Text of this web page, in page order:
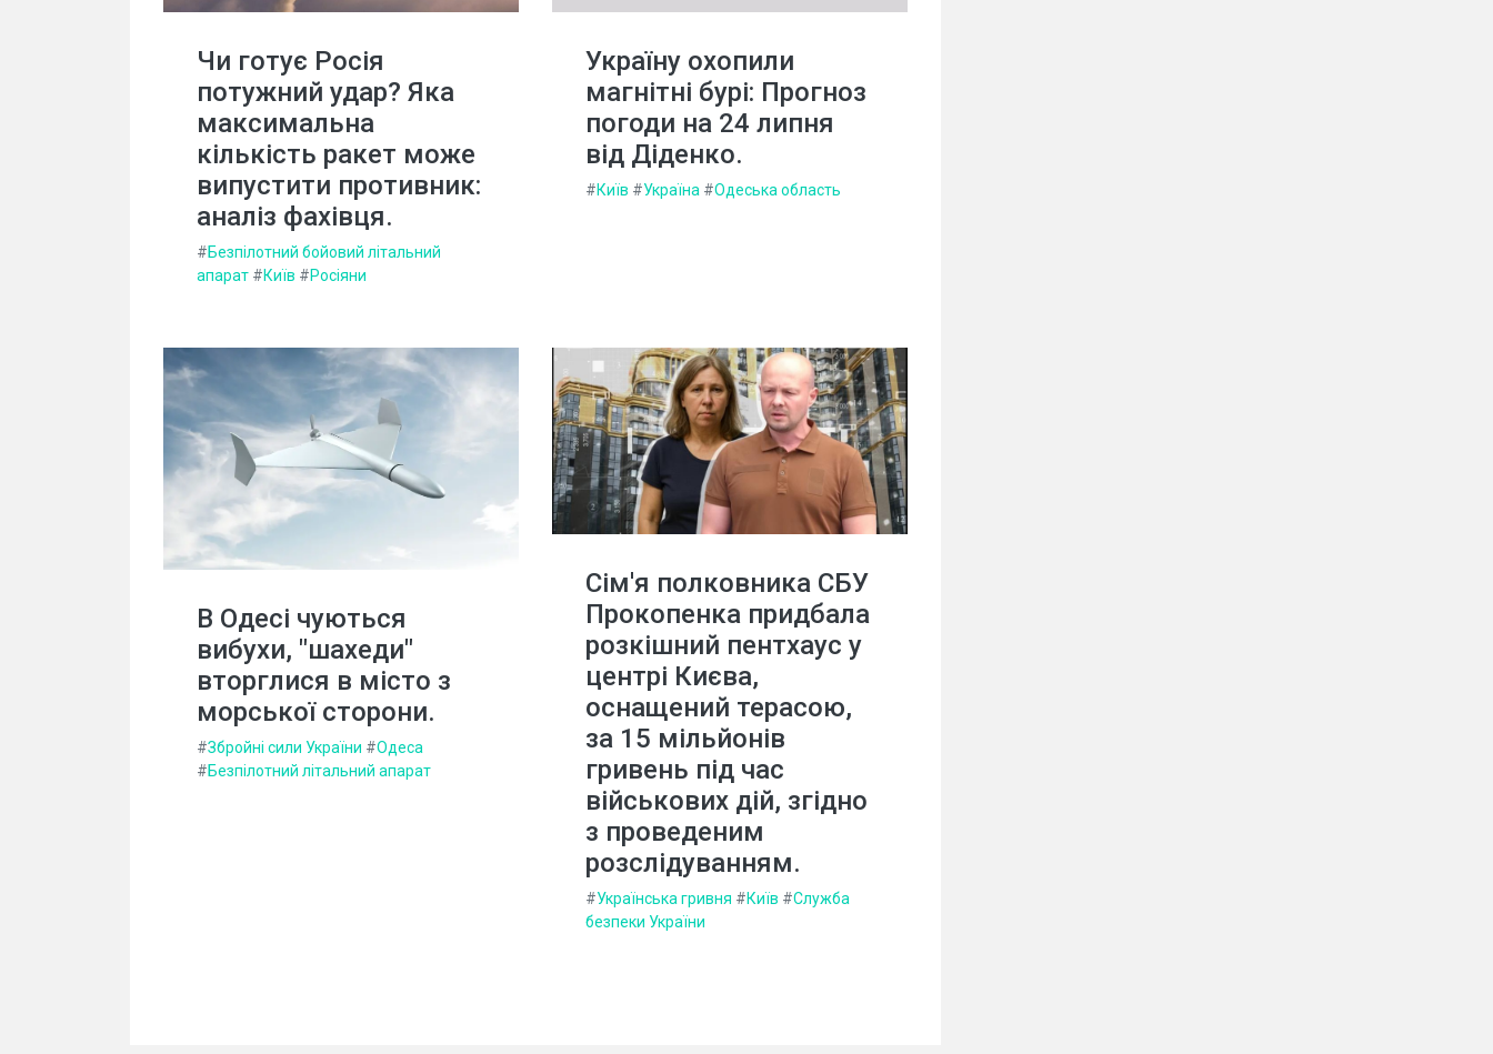
Чи готує Росія
потужний удар? Яка
максимальна
кількість ракет може
випустити противник:
аналіз фахівця.
#Безпілотний бойовий літальний
апарат #Київ #Росіяни
Україну охопили
магнітні бурі: Прогноз
погоди на 24 липня
від Діденко.
#Київ #Україна #Одеська область
В Одесі чуються
вибухи, "шахеди"
вторглися в місто з
морської сторони.
#Збройні сили України #Одеса
#Безпілотний літальний апарат
Сім'я полковника СБУ
Прокопенка придбала
розкішний пентхаус у
центрі Києва,
оснащений терасою,
за 15 мільйонів
гривень під час
військових дій, згідно
з проведеним
розслідуванням.
#Українська гривня #Київ #Служба
безпеки України